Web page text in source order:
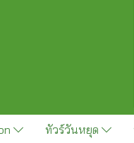
ทัวร์วันหยุด